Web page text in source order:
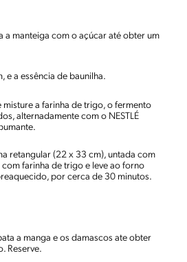
a manteiga com o açúcar até obter um
e a essência de baunilha.
misture a farinha de trigo, o fermento
alternadamente com o NESTLÉ
retangular (22 x 33 cm), untada com
farinha de trigo e leve ao forno
por cerca de 30 minutos.
a manga e os damascos ate obter
Reserve.